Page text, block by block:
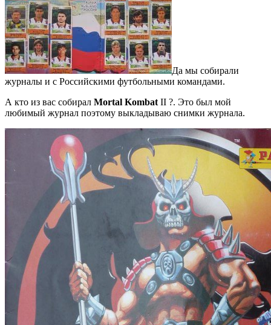
Да мы собирали
журналы и с Российскими футбольными командами.
А кто из вас собирал Mortal KombatII ?. Это был мой
любимый журнал поэтому выкладываю снимки журнала.